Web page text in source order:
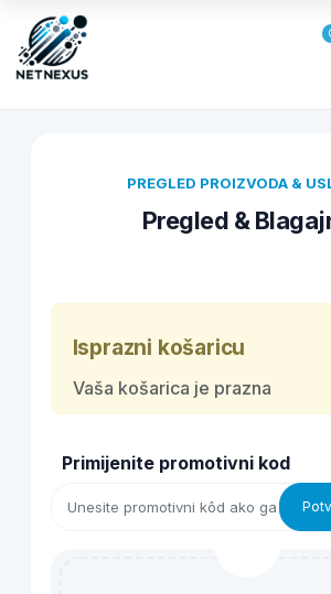
PREGLED PROIZVODA &
Pregled &
Isprazni košaricu
Vaša košarica je prazna
Primijenite promotivni kod